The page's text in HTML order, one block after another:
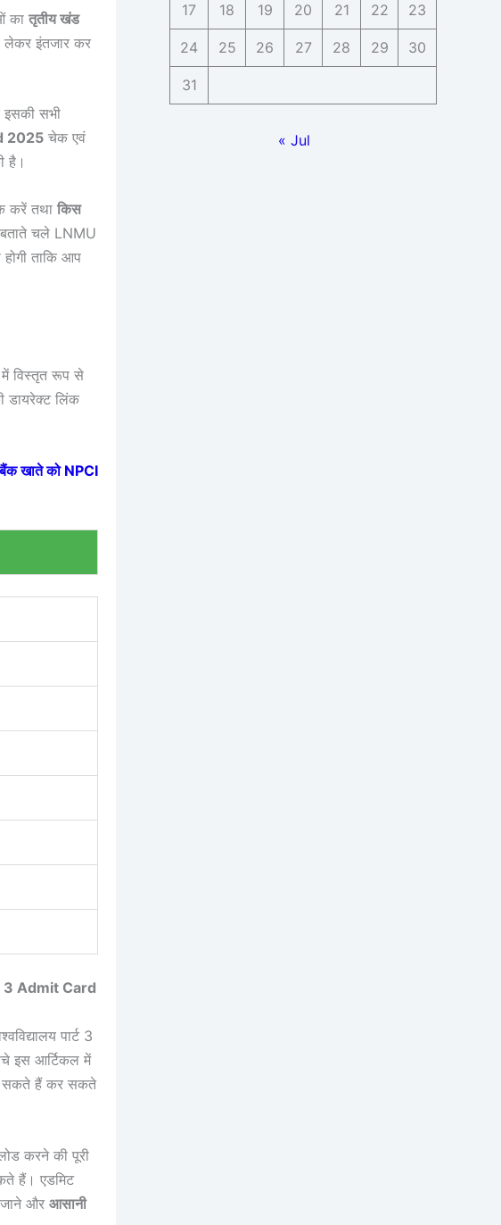
का तृतीय खंड
लेकर इंतजार कर
सभी
2025 चेक एवं
है।
करें तथा किस
चले LNMU
होगी ताकि आप
विस्तृत रूप से
डायरेक्ट लिंक
खाते को NPCI
3 Admit Card
पार्ट 3
इस आर्टिकल में
सकते हैं कर सकते
करने की पूरी
हैं। एडमिट
जाने और आसानी
17 18 19 20 21 22 23
24 25 26 27 28 29 30
31
« Jul